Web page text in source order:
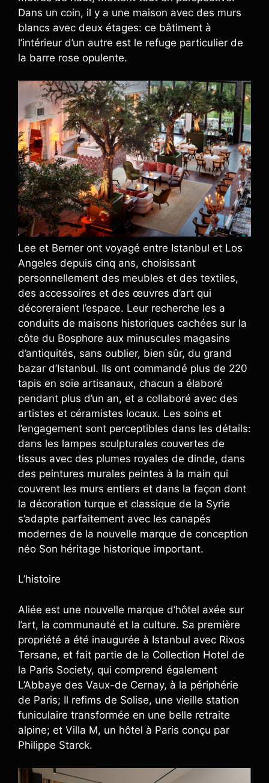
Dans un coin, il y a une maison avec des murs
blancs avec deux étages: ce bâtiment à
l’intérieur d’un autre est le refuge particulier de
la barre rose opulente.
Lee et Berner ont voyagé entre Istanbul et Los
Angeles depuis cinq ans, choisissant
personnellement des meubles et des textiles,
des accessoires et des œuvres d’art qui
décoreraient l’espace. Leur recherche les a
conduits de maisons historiques cachées sur la
côte du Bosphore aux minuscules magasins
d’antiquités, sans oublier, bien sûr, du grand
bazar d’Istanbul. Ils ont commandé plus de 220
tapis en soie artisanaux, chacun a élaboré
pendant plus d’un an, et a collaboré avec des
artistes et céramistes locaux. Les soins et
l’engagement sont perceptibles dans les détails:
dans les lampes sculpturales couvertes de
tissus avec des plumes royales de dinde, dans
des peintures murales peintes à la main qui
couvrent les murs entiers et dans la façon dont
la décoration turque et classique de la Syrie
s’adapte parfaitement avec les canapés
modernes de la nouvelle marque de conception
néo Son héritage historique important.
L’histoire
Aliée est une nouvelle marque d’hôtel axée sur
l’art, la communauté et la culture. Sa première
propriété a été inaugurée à Istanbul avec Rixos
Tersane, et fait partie de la Collection Hotel de
la Paris Society, qui comprend également
L’Abbaye des Vaux-de Cernay, à la périphérie
de Paris; Il refims de Solise, une vieille station
funiculaire transformée en une belle retraite
alpine; et Villa M, un hôtel à Paris conçu par
Philippe Starck.